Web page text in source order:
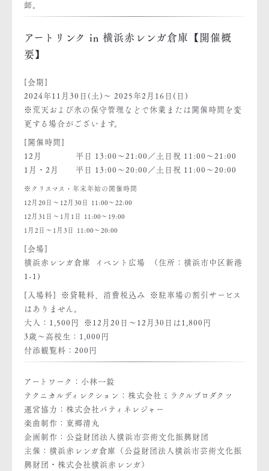
師。
アートリンク in 横浜赤レンガ倉庫【開催概
要】
[会期]
2024年11月30日(土)～ 2025年2月16日(日)
※荒天および氷の保守管理などで休業または開催時間を変
更する場合がございます。
[開催時間]
12月 平日 13:00～21:00／土日祝 11:00～21:00
1月・2月 平日 13:00～20:00／土日祝 11:00～20:00
※クリスマス・年末年始の開催時間
12月20日～12月30日 11:00～22:00
12月31日～1月1日 11:00～19:00
1月2日～1月3日 11:00～20:00
[会場]
横浜赤レンガ倉庫 イベント広場 （住所：横浜市中区新港
1-1)
[入場料] ※貸靴料、消費税込み ※駐車場の割引サービス
はありません。
大人：1,500円 ※12月20日～12月30日は1,800円
3歳～高校生：1,000円
付添観覧料：200円
アートワーク：小林一毅
テクニカルディレクション：株式会社ミラクルプロダクツ
運営協力：株式会社パティネレジャー
楽曲制作：東郷清丸
企画制作：公益財団法人横浜市芸術文化振興財団
主催：横浜赤レンガ倉庫（公益財団法人横浜市芸術文化振
興財団・株式会社横浜赤レンガ）